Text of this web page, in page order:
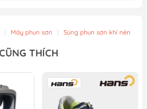
không dầu Minbao MB1490-4 (MBKD1490)
không dầu Minbao MB1490-3 (MBKD14903)
| Máy phun sơn | Súng phun sơn khí nén
THÍCH